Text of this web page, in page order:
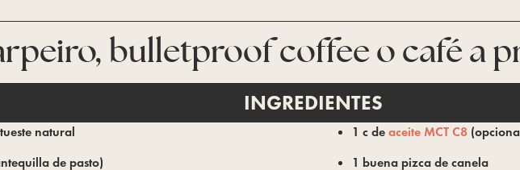
bulletproof coffee o café a
INGREDIENTES
natural
de pasto)
1 c deaceite MCT C8
1 buena pizca de canela